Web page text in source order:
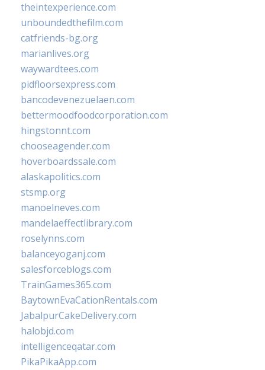
theintexperience.com
unboundedthefilm.com
catfriends-bg.org
marianlives.org
waywardtees.com
pidfloorsexpress.com
bancodevenezuelaen.com
bettermoodfoodcorporation.com
hingstonnt.com
chooseagender.com
hoverboardssale.com
alaskapolitics.com
stsmp.org
manoelneves.com
mandelaeffectlibrary.com
roselynns.com
balanceyoganj.com
salesforceblogs.com
TrainGames365.com
BaytownEvaCationRentals.com
JabalpurCakeDelivery.com
halobjd.com
intelligenceqatar.com
PikaPikaApp.com